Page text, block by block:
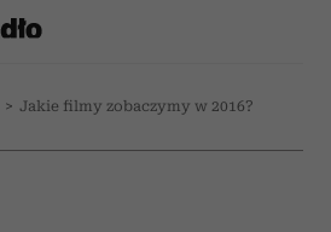
> Jakie filmy zobaczymy w 2016?